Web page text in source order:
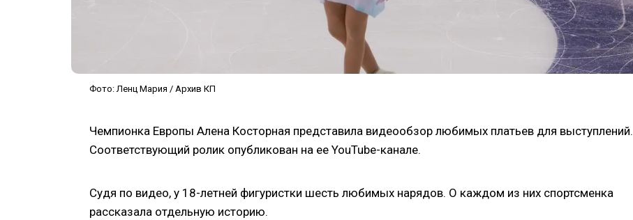
Фото: Ленц Мария / Архив КП
Чемпионка Европы Алена Косторная представила видеообзор любимых платьев для выступлений.
Соответствующий ролик опубликован на ее YouTube-канале.
Судя по видео, у 18-летней фигуристки шесть любимых нарядов. О каждом из них спортсменка
рассказала отдельную историю.